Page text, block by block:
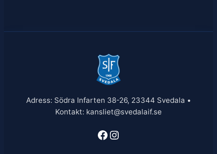
Adress: Södra Infarten 38-26, 23344 Svedala •
Kontakt: kansliet@svedalaif.se
Facebook
Instagram